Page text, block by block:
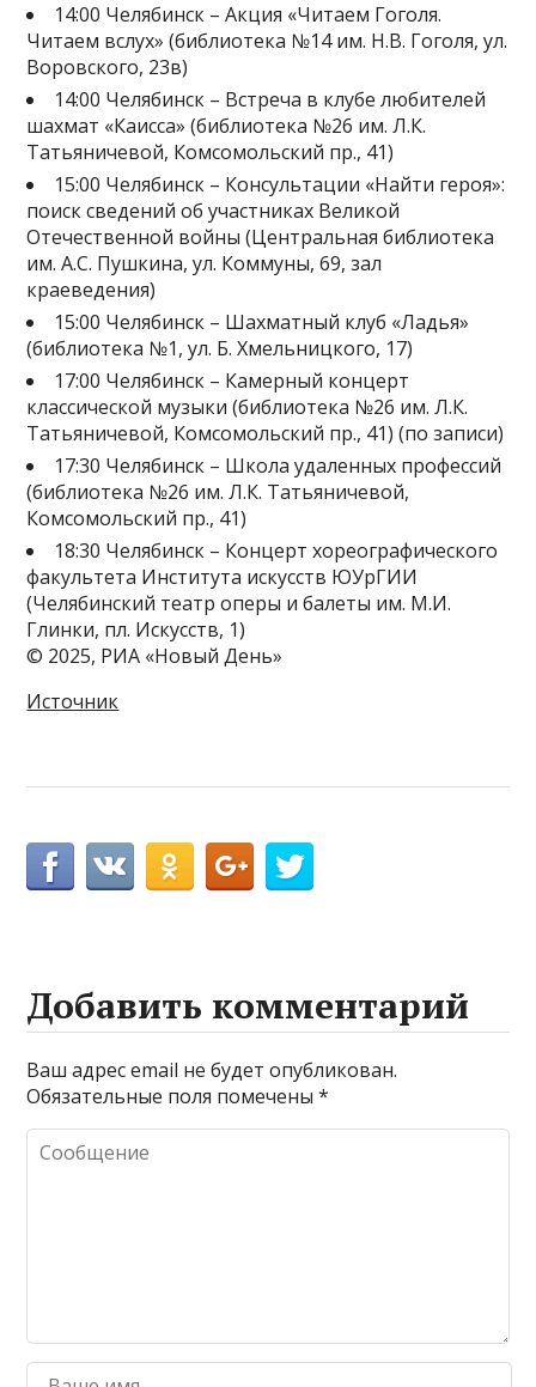
14:00 Челябинск – Акция «Читаем Гоголя.
Читаем вслух» (библиотека №14 им. Н.В. Гоголя, ул.
Воровского, 23в)
14:00 Челябинск – Встреча в клубе любителей
шахмат «Каисса» (библиотека №26 им. Л.К.
Татьяничевой, Комсомольский пр., 41)
15:00 Челябинск – Консультации «Найти героя»:
поиск сведений об участниках Великой
Отечественной войны (Центральная библиотека
им. А.С. Пушкина, ул. Коммуны, 69, зал
краеведения)
15:00 Челябинск – Шахматный клуб «Ладья»
(библиотека №1, ул. Б. Хмельницкого, 17)
17:00 Челябинск – Камерный концерт
классической музыки (библиотека №26 им. Л.К.
Татьяничевой, Комсомольский пр., 41) (по записи)
17:30 Челябинск – Школа удаленных профессий
(библиотека №26 им. Л.К. Татьяничевой,
Комсомольский пр., 41)
18:30 Челябинск – Концерт хореографического
факультета Института искусств ЮУрГИИ
(Челябинский театр оперы и балеты им. М.И.
Глинки, пл. Искусств, 1)
© 2025, РИА «Новый День»
Источник
Добавить комментарий
Ваш адрес email не будет опубликован.
Обязательные поля помечены*